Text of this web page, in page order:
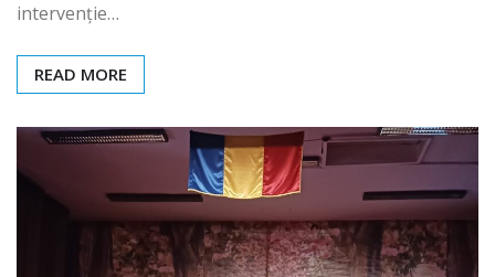
intervenție…
READ MORE